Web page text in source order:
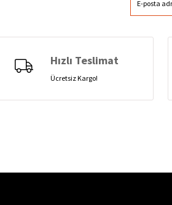
Hızlı Teslimat
Ücretsiz Kargo!